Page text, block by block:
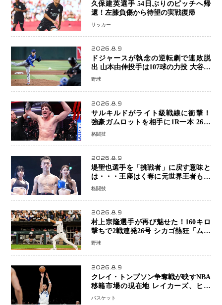
久保建英選手 54日ぶりのピッチへ帰
還！左膝負傷から待望の実戦復帰
サッカー
2026.8.9
ドジャースが執念の逆転劇で連敗脱
出 山本由伸投手は107球の力投 大谷翔
平選手が延長10回に勝利を呼び込む一
野球
2026.8.9
サルキルドがライト級戦線に衝撃！
強豪ガムロットを相手に1R一本 26歳
の豪州の新星が「トップ戦線」へ名乗
格闘技
2026.8.9
堤聖也選手を「挑戦者」に戻す意味と
は・・・王座はく奪に元世界王者も疑
問符 見たいのは井上拓真選手、那須
格闘技
2026.8.9
村上宗隆選手が再び魅せた！160キロ
撃ちで2戦連発26号 シカゴ熱狂「ムネ
はスターだ」米ファンの人気も急上昇
野球
2026.8.9
クレイ・トンプソン争奪戦が映すNBA
移籍市場の現在地 レイカーズ、ヒー
トが注目する36歳の名シューターをマ
バスケット